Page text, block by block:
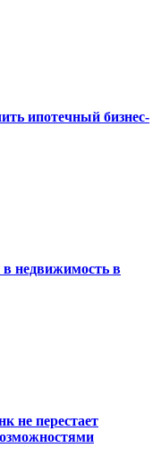
ипотечный бизнес-
недвижимость в
не перестает